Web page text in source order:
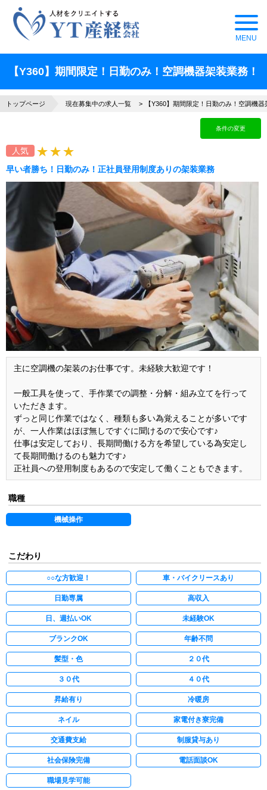
【Y360】期間限定！日勤のみ！空調機器架装業務！
トップページ 現在募集中の求人一覧 【Y360】期間限定！日勤のみ！空調機
条件の変更
人気
早い者勝ち！日勤のみ！正社員登用制度ありの架装業務
主に空調機の架装のお仕事です。未経験大歓迎です！
一般工具を使って、手作業での調整・分解・組み立てを行って
いただきます。
ずっと同じ作業ではなく、種類も多い為覚えることが多いです
が、一人作業はほぼ無しですぐに聞けるので安心です♪
仕事は安定しており、長期間働ける方を希望している為安定し
て長期間働けるのも魅力です♪
正社員への登用制度もあるので安定して働くこともできます。
職種
機械操作
こだわり
○○な方歓迎！ 車・バイクリースあり
日勤専属 高収入
日、週払いOK 未経験OK
ブランクOK 年齢不問
髪型・色 ２０代
３０代 ４０代
昇給有り 冷暖房
ネイル 家電付き寮完備
交通費支給 制服貸与あり
社会保険完備 電話面談OK
職場見学可能